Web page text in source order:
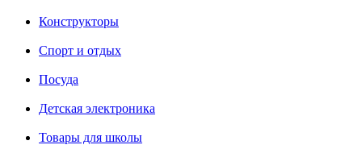
Конструкторы
Спорт и отдых
Посуда
Детская электроника
Товары для школы